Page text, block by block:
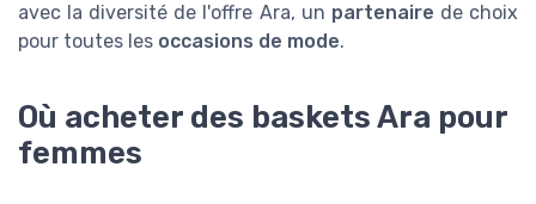
avec la diversité de l'offre Ara, un partenaire de choix
pour toutes les occasions de mode.
Où acheter des baskets Ara pour
femmes